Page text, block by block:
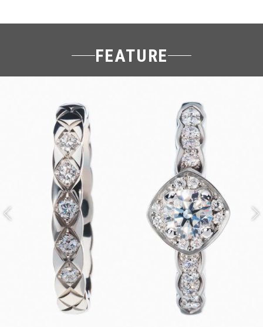
FEATURE